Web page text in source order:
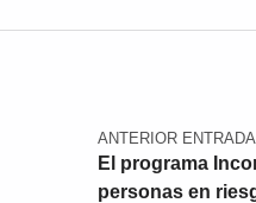
Navegación de entradas
ANTERIOR ENTRADA
El programa
personas en